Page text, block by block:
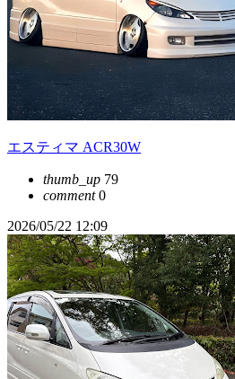
エスティマ ACR30W
thumb_up 79
comment0
2026/05/22 12:09